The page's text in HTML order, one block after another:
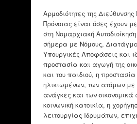
Αρμοδιότητες της Διεύθυνσης
Πρόνοιας είναι όσες έχουν
στη Νομαρχιακή
σήμερα με Νόμους,
Υπουργικές Αποφάσεις και
προστασία και αγωγή της
και του παιδιού, η
ηλικιωμένων, των ατόμων με
ανάγκες και των οικονομικά
κοινωνική κατοικία, η
λειτουργίας Ιδρυμάτων,